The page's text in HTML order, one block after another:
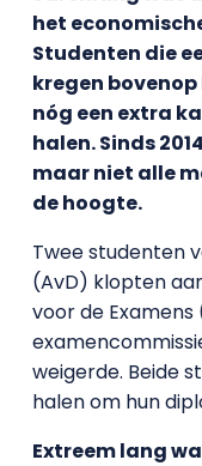
het
Studenten die
kregen
nóg een extra
halen. Sinds
maar niet alle
de hoogte.
Twee studenten
(AvD) klopten
voor de Examens
weigerde. Beide
halen om hun
Extreem lang